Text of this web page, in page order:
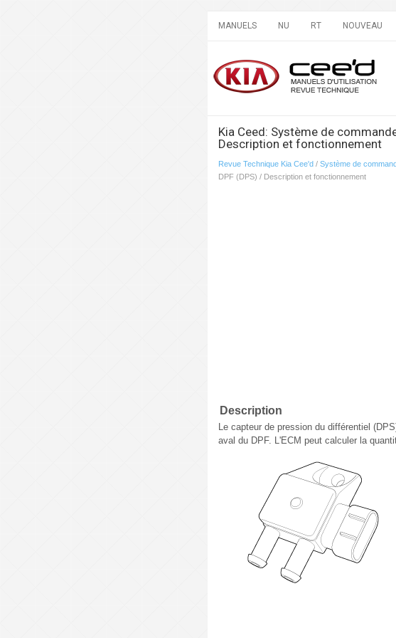
MANUELS NU RT NOUVEAU
Kia Ceed: Système de
Description et fonctionnement
Revue Technique Kia Cee'd / Système de
DPF (DPS) / Description et fonctionnement
Description
Le capteur de pression du différentiel
aval du DPF. L'ECM peut calculer la